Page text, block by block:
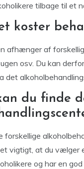
tilbage til et
koster
afhænger af
osv. Du kan
det
du finde
forskellige
vigtigt, at du vælger
og har en